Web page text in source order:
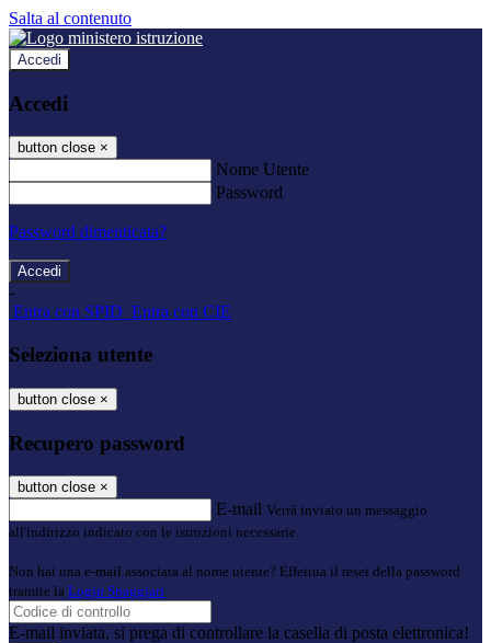
Salta al contenuto
Accedi
Accedi
button close ×
Nome Utente
Password
Password dimenticata?
-
Entra con SPID Entra con CIE
Seleziona utente
button close ×
Recupero password
button close ×
E-mail Verrà inviato un messaggio
all'indirizzo indicato con le istruzioni necessarie.
Non hai una e-mail associata al nome utente? Effettua il reset della password
tramite la Login Spaggiari
E-mail inviata, si prega di controllare la casella di posta elettronica!